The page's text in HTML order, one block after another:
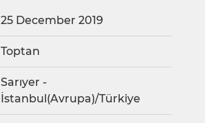
25 December 2019
Toptan
Sarıyer -
İstanbul(Avrupa)/Türkiye